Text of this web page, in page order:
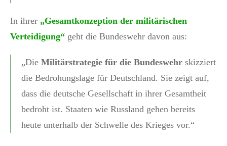
In ihrer „Gesamtkonzeption der militärischen
Verteidigung“ geht die Bundeswehr davon aus:
„Die Militärstrategie für die Bundeswehr skizziert
die Bedrohungslage für Deutschland. Sie zeigt auf,
dass die deutsche Gesellschaft in ihrer Gesamtheit
bedroht ist. Staaten wie Russland gehen bereits
heute unterhalb der Schwelle des Krieges vor.“